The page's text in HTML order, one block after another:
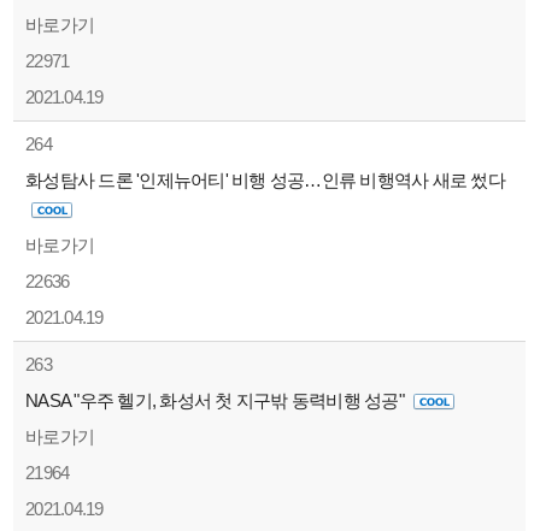
바로가기
22971
2021.04.19
264
화성탐사 드론 '인제뉴어티' 비행 성공…인류 비행역사 새로 썼다
바로가기
22636
2021.04.19
263
NASA "우주 헬기, 화성서 첫 지구밖 동력비행 성공"
바로가기
21964
2021.04.19